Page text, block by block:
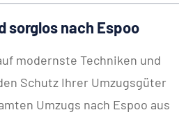
sorglos nach Espoo
modernste Techniken und
Schutz Ihrer Umzugsgüter
Umzugs nach Espoo aus